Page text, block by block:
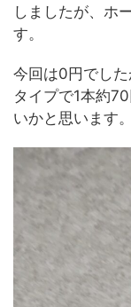
しましたが、ホ
す。
今回は0円でし
タイプで1本約
いかと思います